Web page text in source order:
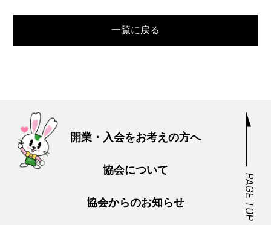
一覧に戻る
開業・入会をお考えの方へ
協会について
協会からのお知らせ